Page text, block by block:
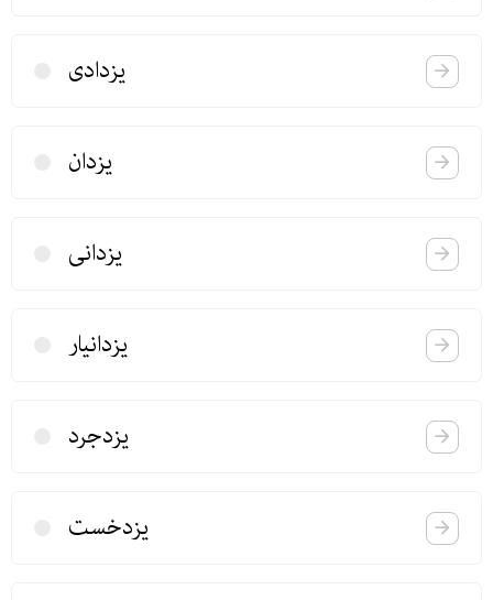
یزدادی
یزدان
یزدانی
یزدانیار
یزدجرد
یزدخست